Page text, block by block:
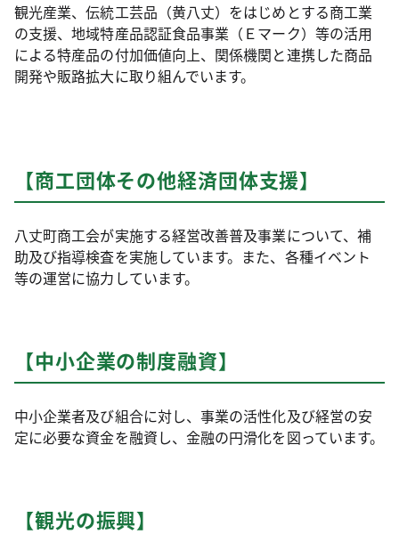
観光産業、伝統工芸品（黄八丈）をはじめとする商工業
の支援、地域特産品認証食品事業（Ｅマーク）等の活用
による特産品の付加価値向上、関係機関と連携した商品
開発や販路拡大に取り組んでいます。
【商工団体その他経済団体支援】
八丈町商工会が実施する経営改善普及事業について、補
助及び指導検査を実施しています。また、各種イベント
等の運営に協力しています。
【中小企業の制度融資】
中小企業者及び組合に対し、事業の活性化及び経営の安
定に必要な資金を融資し、金融の円滑化を図っています。
【観光の振興】